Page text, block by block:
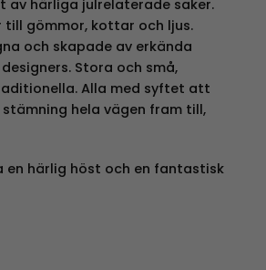
av härliga julrelaterade saker.
gömmor, kottar och ljus.
och skapade av erkända
Stora och små,
Alla med syftet att
hela vägen fram till,
en härlig höst och en fantastisk